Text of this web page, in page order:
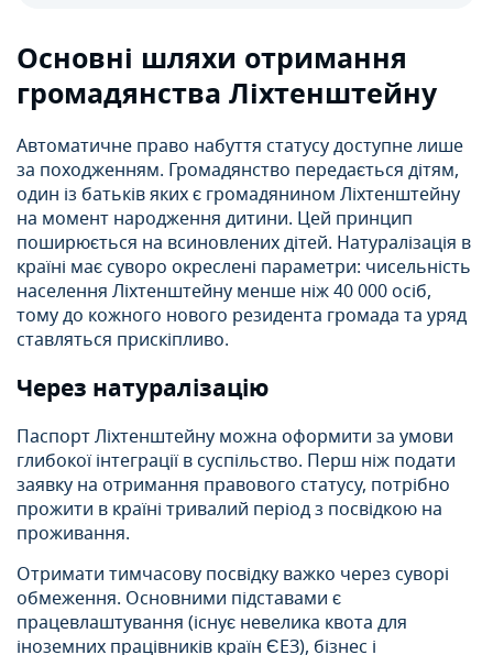
Основні шляхи отримання
громадянства Ліхтенштейну
Автоматичне право набуття статусу доступне лише
за походженням. Громадянство передається дітям,
один із батьків яких є громадянином Ліхтенштейну
на момент народження дитини. Цей принцип
поширюється на всиновлених дітей. Натуралізація в
країні має суворо окреслені параметри: чисельність
населення Ліхтенштейну менше ніж 40 000 осіб,
тому до кожного нового резидента громада та уряд
ставляться прискіпливо.
Через натуралізацію
Паспорт Ліхтенштейну можна оформити за умови
глибокої інтеграції в суспільство. Перш ніж подати
заявку на отримання правового статусу, потрібно
прожити в країні тривалий період з посвідкою на
проживання.
Отримати тимчасову посвідку важко через суворі
обмеження. Основними підставами є
працевлаштування (існує невелика квота для
іноземних працівників країн ЄЕЗ), бізнес і